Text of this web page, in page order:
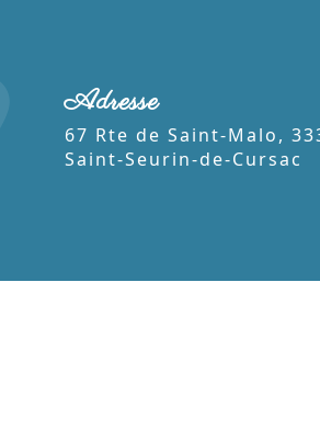
Adresse
67 Rte de Saint-Malo, 33390
Saint-Seurin-de-Cursac